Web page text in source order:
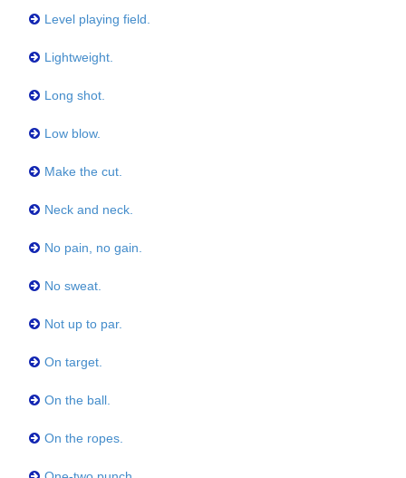
Level playing field.
Lightweight.
Long shot.
Low blow.
Make the cut.
Neck and neck.
No pain, no gain.
No sweat.
Not up to par.
On target.
On the ball.
On the ropes.